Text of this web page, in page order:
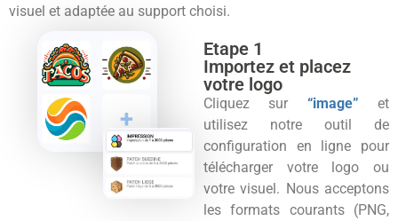
visuel et adaptée au support choisi.
Etape 1
Importez et placez
votre logo
Cliquez sur “image” et
utilisez notre outil de
configuration en ligne pour
télécharger votre logo ou
votre visuel. Nous acceptons
les formats courants (PNG,